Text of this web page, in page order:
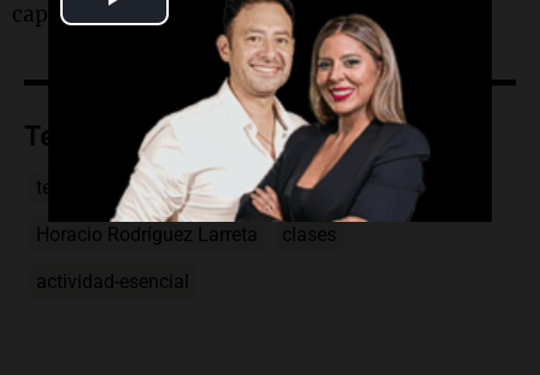
Video
capitalino.
Temas
testeo hisopado docentes
Horacio Rodríguez Larreta clases
actividad-esencial